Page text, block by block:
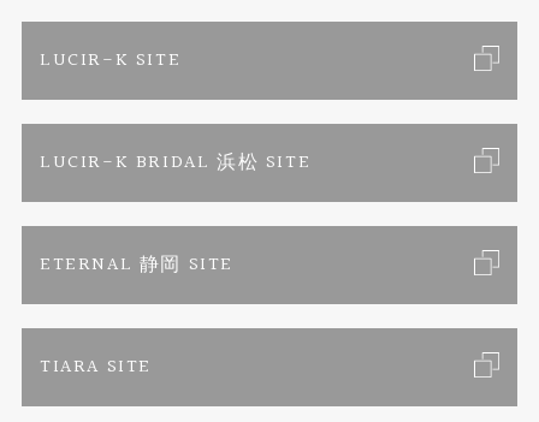
ブランドリスト
オーダーメイド専用サイト
SORA
エタニティリング
婚約ネックレス
金属アレルギーお悩み相談
プロポーズ相談室
お客様の声
プライバシーポリシー
LUCIR-K SITE
LUCIR-K BRIDAL 浜松 SITE
ETERNAL 静岡 SITE
TIARA SITE